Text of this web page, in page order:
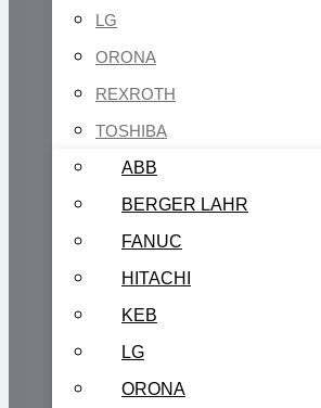
LG
ORONA
REXROTH
TOSHIBA
ABB
BERGER LAHR
FANUC
HITACHI
KEB
LG
ORONA